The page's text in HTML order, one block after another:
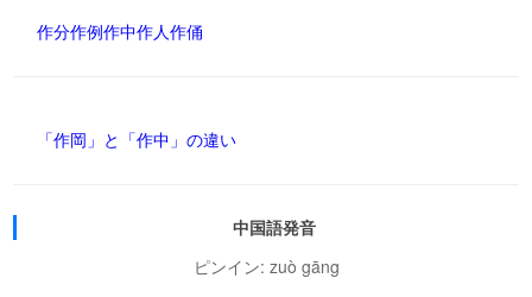
作分作例作中作人作俑
「作岡」と「作中」の違い
中国語発音
ピンイン: zuò gāng